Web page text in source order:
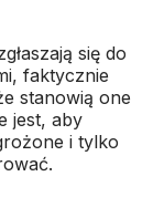
się do
faktycznie
stanowią one
jest, aby
i tylko